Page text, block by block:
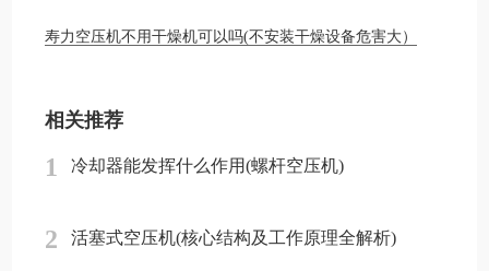
寿力空压机不用干燥机可以吗(不安装干燥设备危害大）
相关推荐
1 冷却器能发挥什么作用(螺杆空压机)
2 活塞式空压机(核心结构及工作原理全解析)